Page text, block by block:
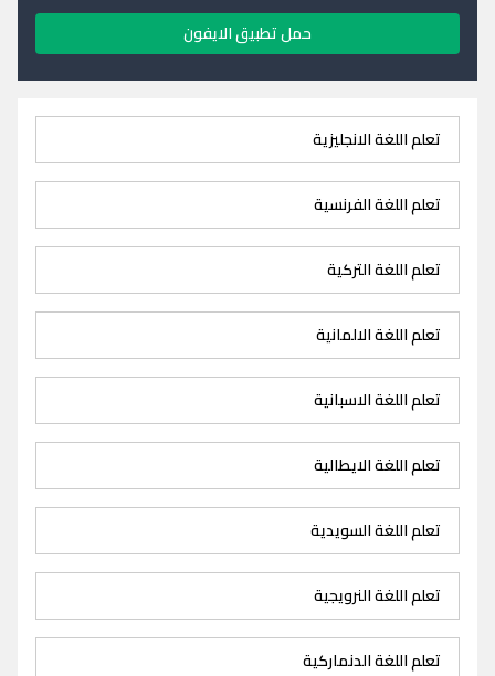
حمل تطبيق الايفون
تعلم اللغة الانجليزية
تعلم اللغة الفرنسية
تعلم اللغة التركية
تعلم اللغة الالمانية
تعلم اللغة الاسبانية
تعلم اللغة الايطالية
تعلم اللغة السويدية
تعلم اللغة النرويجية
تعلم اللغة الدنماركية